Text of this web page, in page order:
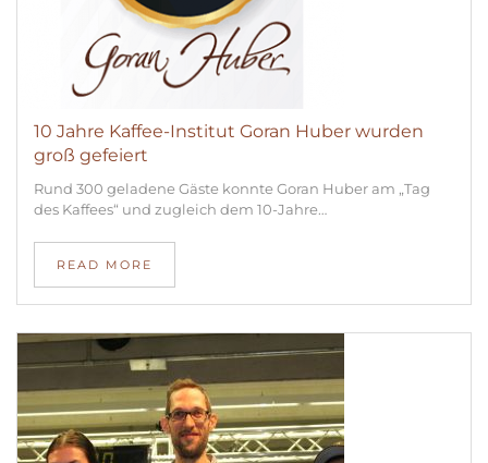
10 Jahre Kaffee-Institut Goran Huber wurden
groß gefeiert
Rund 300 geladene Gäste konnte Goran Huber am „Tag
des Kaffees“ und zugleich dem 10-Jahre…
READ MORE